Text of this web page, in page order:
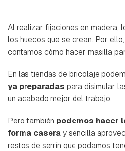
Al realizar fijaciones en madera,
los huecos que se crean. Por
contamos cómo hacer masilla
En las tiendas de bricolaje
ya preparadas para disimular
un acabado mejor del trabajo.
Pero también podemos hacer
forma caseray sencilla
restos de serrín que podamos